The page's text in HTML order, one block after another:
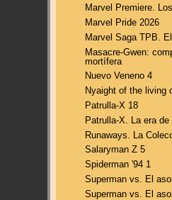
Marvel Premiere.
Marvel Pride 2026
Marvel Saga TPB.
Masacre-Gwen:
mortífera
Nuevo Veneno 4
Nyaight of the living
Patrulla-X 18
Patrulla-X. La era
Runaways. La
Salaryman Z 5
Spiderman '94 1
Superman vs. El
Superman vs. El